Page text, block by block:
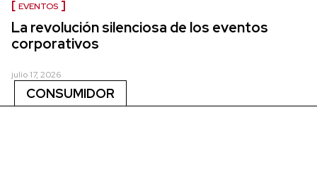
EVENTOS
La revolución silenciosa de los eventos
corporativos
julio 17, 2026
CONSUMIDOR